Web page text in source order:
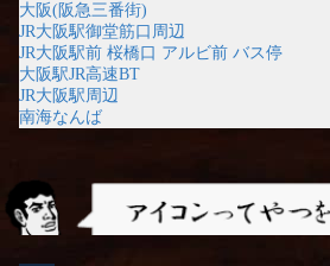
大阪(阪急三番街)
JR大阪駅御堂筋口周辺
JR大阪駅前 桜橋口 アルビ前 バス停
大阪駅JR高速BT
JR大阪駅周辺
南海なんば